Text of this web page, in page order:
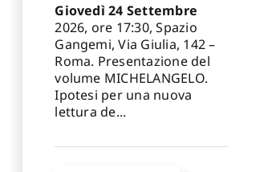
Giovedì 24 Settembre
2026, ore 17:30, Spazio
Gangemi, Via Giulia, 142 –
Roma. Presentazione del
volume MICHELANGELO.
Ipotesi per una nuova
lettura de...